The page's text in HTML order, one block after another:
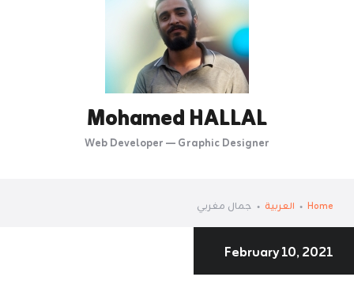
Mohamed HALLAL
Web Developer — Graphic Designer
Home العربية جمال مغربي
February 10, 2021